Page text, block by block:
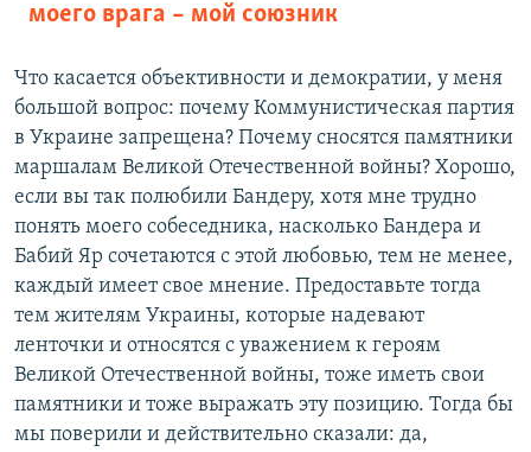
моего врага – мой союзник
Что касается объективности и демократии, у меня
большой вопрос: почему Коммунистическая партия
в Украине запрещена? Почему сносятся памятники
маршалам Великой Отечественной войны? Хорошо,
если вы так полюбили Бандеру, хотя мне трудно
понять моего собеседника, насколько Бандера и
Бабий Яр сочетаются с этой любовью, тем не менее,
каждый имеет свое мнение. Предоставьте тогда
тем жителям Украины, которые надевают
ленточки и относятся с уважением к героям
Великой Отечественной войны, тоже иметь свои
памятники и тоже выражать эту позицию. Тогда бы
мы поверили и действительно сказали: да,